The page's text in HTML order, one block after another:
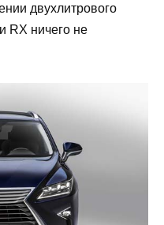
двухлитрового
RX ничего не